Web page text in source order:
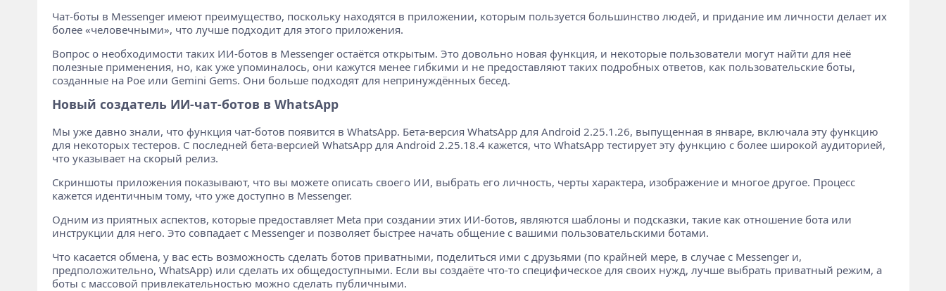
Чат-боты в Messenger имеют преимущество, поскольку находятся в приложении, которым пользуется большинство людей, и придание им личности делает их
более «человечными», что лучше подходит для этого приложения.
Вопрос о необходимости таких ИИ-ботов в Messenger остаётся открытым. Это довольно новая функция, и некоторые пользователи могут найти для неё
полезные применения, но, как уже упоминалось, они кажутся менее гибкими и не предоставляют таких подробных ответов, как пользовательские боты,
созданные на Poe или Gemini Gems. Они больше подходят для непринуждённых бесед.
Новый создатель ИИ-чат-ботов в WhatsApp
Мы уже давно знали, что функция чат-ботов появится в WhatsApp. Бета-версия WhatsApp для Android 2.25.1.26, выпущенная в январе, включала эту функцию
для некоторых тестеров. С последней бета-версией WhatsApp для Android 2.25.18.4 кажется, что WhatsApp тестирует эту функцию с более широкой аудиторией,
что указывает на скорый релиз.
Скриншоты приложения показывают, что вы можете описать своего ИИ, выбрать его личность, черты характера, изображение и многое другое. Процесс
кажется идентичным тому, что уже доступно в Messenger.
Одним из приятных аспектов, которые предоставляет Meta при создании этих ИИ-ботов, являются шаблоны и подсказки, такие как отношение бота или
инструкции для него. Это совпадает с Messenger и позволяет быстрее начать общение с вашими пользовательскими ботами.
Что касается обмена, у вас есть возможность сделать ботов приватными, поделиться ими с друзьями (по крайней мере, в случае с Messenger и,
предположительно, WhatsApp) или сделать их общедоступными. Если вы создаёте что-то специфическое для своих нужд, лучше выбрать приватный режим, а
боты с массовой привлекательностью можно сделать публичными.